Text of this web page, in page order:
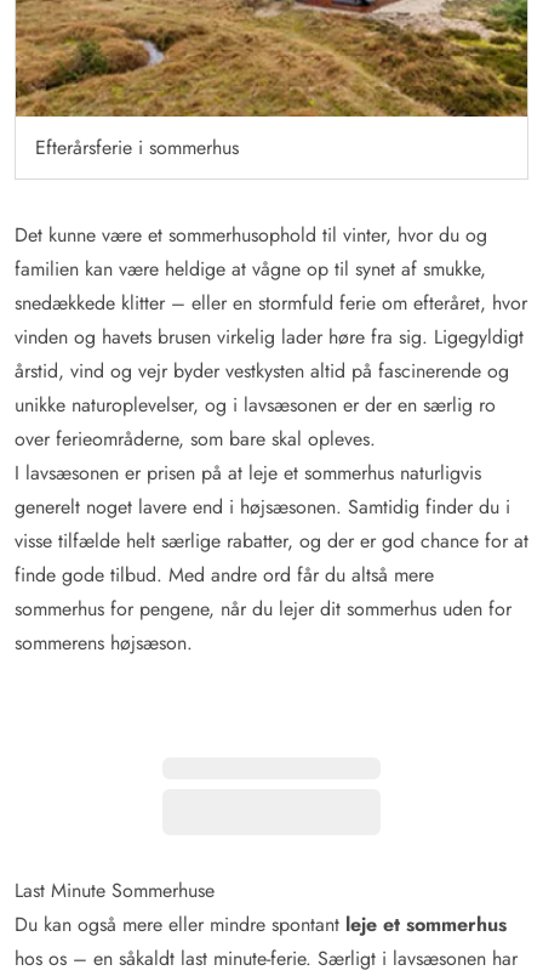
Efterårsferie i sommerhus
Det kunne være et sommerhusophold til vinter, hvor du og
familien kan være heldige at vågne op til synet af smukke,
snedækkede klitter – eller en stormfuld ferie om efteråret, hvor
vinden og havets brusen virkelig lader høre fra sig. Ligegyldigt
årstid, vind og vejr byder vestkysten altid på fascinerende og
unikke naturoplevelser, og i lavsæsonen er der en særlig ro
over ferieområderne, som bare skal opleves.
I lavsæsonen er prisen på at leje et sommerhus naturligvis
generelt noget lavere end i højsæsonen. Samtidig finder du i
visse tilfælde helt særlige rabatter, og der er god chance for at
finde gode tilbud. Med andre ord får du altså mere
sommerhus for pengene, når du lejer dit sommerhus uden for
sommerens højsæson.
Last Minute Sommerhuse
Du kan også mere eller mindre spontant leje et sommerhus
hos os – en såkaldt last minute-ferie. Særligt i lavsæsonen har